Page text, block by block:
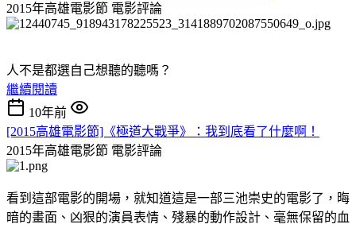
2015年高雄電影節 電影評論
人不是都選自己想聽的聽嗎？
繼續閱讀
10年前
[2015高雄電影節]《極道大戰爭》：我到底看了什麼啊！
2015年高雄電影節 電影評論
看到這部電影的開場，就知道這是一部三池崇史的電影了，晦
暗的畫面、凶狠的演員表情、殘暴的動作設計、毫無保留的血